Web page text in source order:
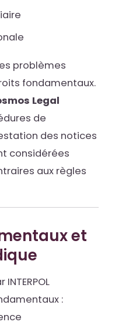
problèmes
fondamentaux.
Legal
de
des notices
considérées
aux règles
et
: